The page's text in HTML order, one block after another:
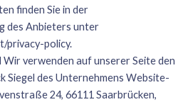
finden Sie in der
des Anbieters unter
privacy-policy.
Wir verwenden auf unserer Seite den
Siegel des Unternehmens Website-
24, 66111 Saarbrücken,